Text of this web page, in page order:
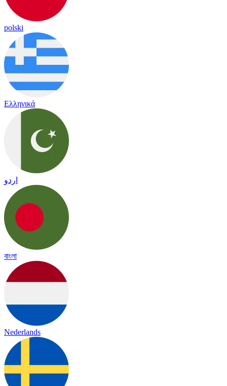
polski
Ελληνικά
اردو
বাংলা
Nederlands